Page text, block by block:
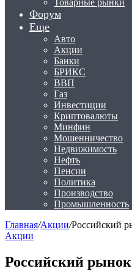
Товарные рынки
Форум
Еще
Авто
Акции
Банки
БРИКС
ВВП
Газ
Инвестиции
Криптовалюты
Минфин
Мошенничество
Недвижимость
Нефть
Пенсии
Политика
Производство
Промышленность
Главная/Акции/Российский
Акции
Российский